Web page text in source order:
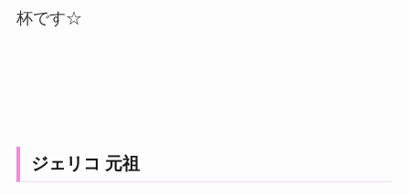
杯です☆
ジェリコ 元祖